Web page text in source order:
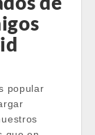
popular